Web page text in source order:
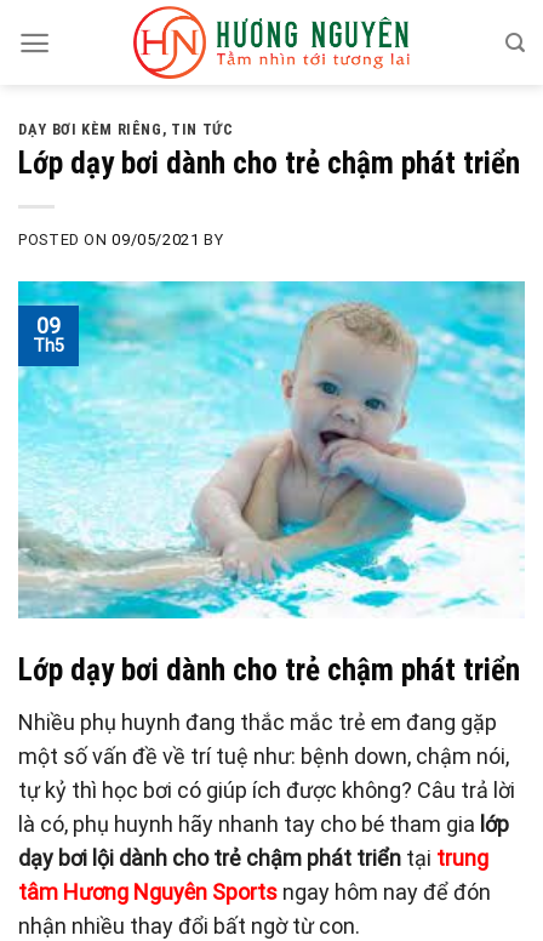
DẠY BƠI KÈM RIÊNG , TIN TỨC
Lớp dạy bơi dành cho trẻ chậm phát triển
POSTED ON09/05/2021 BY
09
Th5
Lớp dạy bơi dành cho trẻ chậm phát triển
Nhiều phụ huynh đang thắc mắc trẻ em đang gặp
một số vấn đề về trí tuệ như: bệnh down, chậm nói,
tự kỷ thì học bơi có giúp ích được không? Câu trả lời
là có, phụ huynh hãy nhanh tay cho bé tham gia lớp
dạy bơi lội dành cho trẻ chậm phát triển tại trung
tâm Hương Nguyên Sports ngay hôm nay để đón
nhận nhiều thay đổi bất ngờ từ con.